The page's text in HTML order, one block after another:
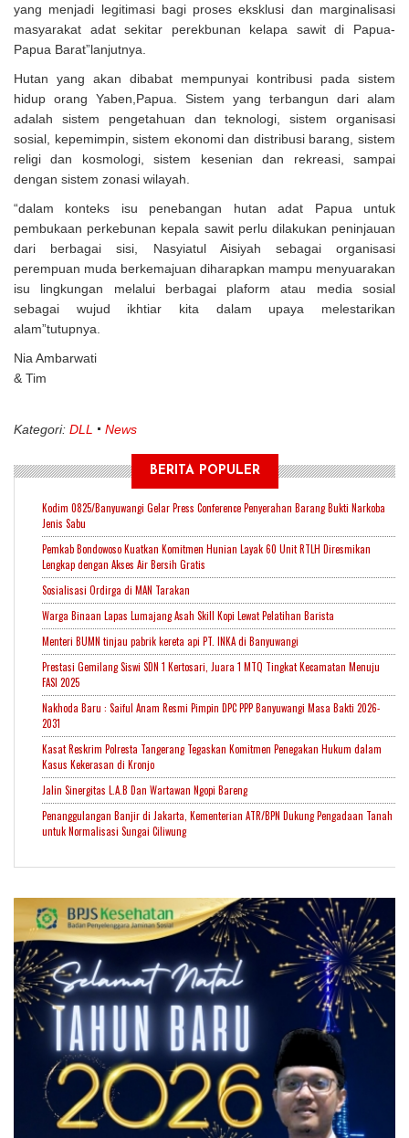
yang menjadi legitimasi bagi proses eksklusi dan marginalisasi
masyarakat adat sekitar perekbunan kelapa sawit di Papua-
Papua Barat”lanjutnya.
Hutan yang akan dibabat mempunyai kontribusi pada sistem
hidup orang Yaben,Papua. Sistem yang terbangun dari alam
adalah sistem pengetahuan dan teknologi, sistem organisasi
sosial, kepemimpin, sistem ekonomi dan distribusi barang, sistem
religi dan kosmologi, sistem kesenian dan rekreasi, sampai
dengan sistem zonasi wilayah.
“dalam konteks isu penebangan hutan adat Papua untuk
pembukaan perkebunan kepala sawit perlu dilakukan peninjauan
dari berbagai sisi, Nasyiatul Aisiyah sebagai organisasi
perempuan muda berkemajuan diharapkan mampu menyuarakan
isu lingkungan melalui berbagai plaform atau media sosial
sebagai wujud ikhtiar kita dalam upaya melestarikan
alam”tutupnya.
Nia Ambarwati
& Tim
Kategori: DLL News
BERITA POPULER
Kodim 0825/Banyuwangi Gelar Press Conference Penyerahan Barang Bukti Narkoba
Jenis Sabu
Pemkab Bondowoso Kuatkan Komitmen Hunian Layak 60 Unit RTLH Diresmikan
Lengkap dengan Akses Air Bersih Gratis
Sosialisasi Ordirga di MAN Tarakan
Warga Binaan Lapas Lumajang Asah Skill Kopi Lewat Pelatihan Barista
Menteri BUMN tinjau pabrik kereta api PT. INKA di Banyuwangi
Prestasi Gemilang Siswi SDN 1 Kertosari, Juara 1 MTQ Tingkat Kecamatan Menuju
FASI 2025
Nakhoda Baru : Saiful Anam Resmi Pimpin DPC PPP Banyuwangi Masa Bakti 2026-
2031
Kasat Reskrim Polresta Tangerang Tegaskan Komitmen Penegakan Hukum dalam
Kasus Kekerasan di Kronjo
Jalin Sinergitas L.A.B Dan Wartawan Ngopi Bareng
Penanggulangan Banjir di Jakarta, Kementerian ATR/BPN Dukung Pengadaan Tanah
untuk Normalisasi Sungai Ciliwung